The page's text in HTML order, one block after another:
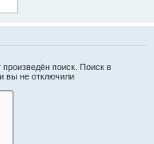
поиск. Поиск в
вы не отключили